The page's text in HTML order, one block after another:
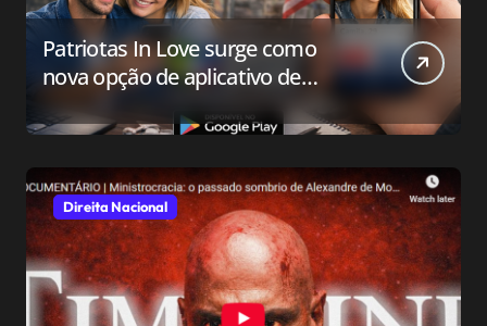
Patriotas In Love surge como
nova opção de aplicativo de
relacionamento para o público
conservador
Direita Nacional